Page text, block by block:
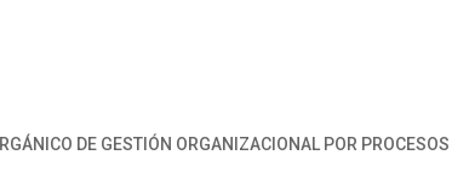
DE GESTIÓN ORGANIZACIONAL POR PROCESOS